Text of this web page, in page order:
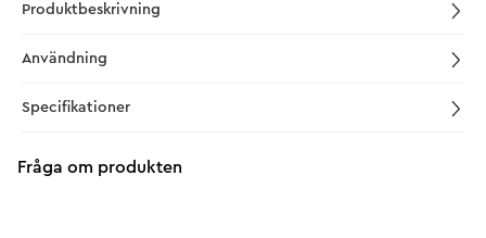
Produktbeskrivning
Användning
Specifikationer
Fråga om produkten